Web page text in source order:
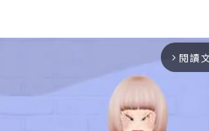
arrow_forward_ios 閱讀